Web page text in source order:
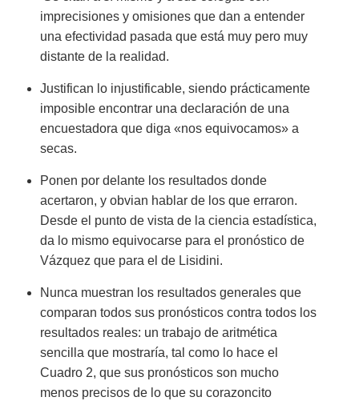
imprecisiones y omisiones que dan a entender
una efectividad pasada que está muy pero muy
distante de la realidad.
Justifican lo injustificable, siendo prácticamente
imposible encontrar una declaración de una
encuestadora que diga «nos equivocamos» a
secas.
Ponen por delante los resultados donde
acertaron, y obvian hablar de los que erraron.
Desde el punto de vista de la ciencia estadística,
da lo mismo equivocarse para el pronóstico de
Vázquez que para el de Lisidini.
Nunca muestran los resultados generales que
comparan todos sus pronósticos contra todos los
resultados reales: un trabajo de aritmética
sencilla que mostraría, tal como lo hace el
Cuadro 2, que sus pronósticos son mucho
menos precisos de lo que su corazoncito